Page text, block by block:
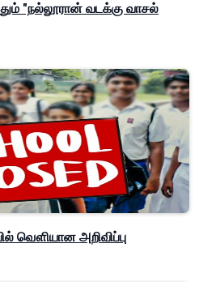
"நல்லூரான் வடக்கு வாசல்
வௌியான அறிவிப்பு